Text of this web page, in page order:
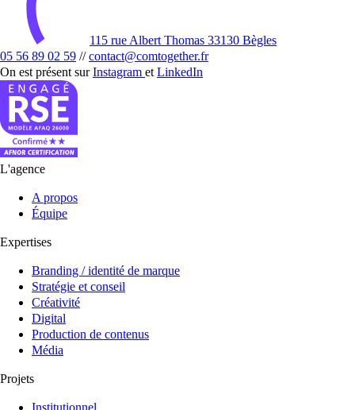
115 rue Albert Thomas 33130 Bègles
05 56 89 02 59 // contact@comtogether.fr
On est présent surInstagram etLinkedIn
L'agence
A propos
Équipe
Expertises
Branding / identité de marque
Stratégie et conseil
Créativité
Digital
Production de contenus
Média
Projets